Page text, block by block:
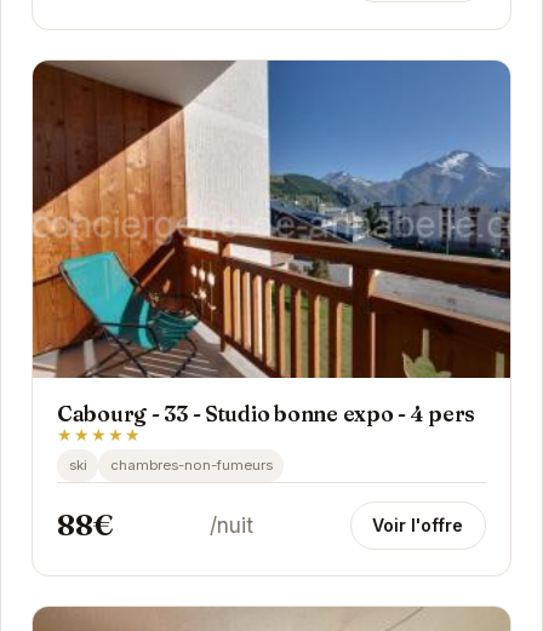
Cabourg - 33 - Studio bonne expo - 4 pers
★★★★★
ski chambres-non-fumeurs
88€ /nuit Voir l'offre